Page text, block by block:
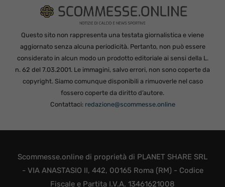
Questo sito non rappresenta una testata giornalistica e viene
aggiornato senza alcuna periodicità. Pertanto, non può essere
considerato in alcun modo un prodotto editoriale ai sensi della L.
n. 62 del 7.03.2001. Le immagini, salvo errori, non sono coperte da
copyright. Siamo comunque disponibili a rimuoverle nel caso
fossero coperte da diritto d’autore.
Contattaci: redazione@scommesse.online
Scommesse.online di proprietà di PLANET SHARE SRL
- VIA ANASTASIO II, 442, 00165 Roma (RM) - Codice
Fiscale e Partita I.V.A. 13461621008